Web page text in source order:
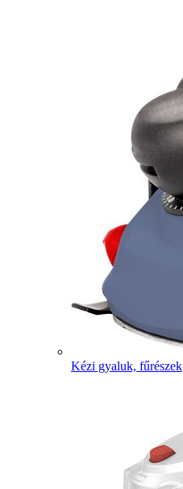
Kézi gyaluk, fűrészek